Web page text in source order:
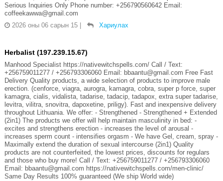
Serious Inquiries Only Phone number: +256790560642 Email:
coffeekawwa@gmail.com
2026 оны 06 сарын 15
Хариулах
Herbalist (197.239.15.67)
Manhood Specialist https://nativewitchspells.com/ Call / Text:
+256759011277 / +256793306060 Email: bbaantu@gmail.com Free Fast
Delivery Quality products, a wide selection of products to improve male
erection. (cenforce, viagra, aurogra, kamagra, cobra, super p force, super
kamagra, cialis, vidalista, tadarise, tadacip, tadapox, extra super tadarise,
levitra, vilitra, snovitra, dapoxetine, priligy). Fast and inexpensive delivery
throughout Lithuania. We offer: - Strengthened - Strengthened + Extended
(2in1) The products we offer will help maintain masculinity in bed: -
excites and strengthens erection - increases the level of arousal -
increases sperm count - intensifies orgasm - We have Gel, cream, spray -
Maximally extend the duration of sexual intercourse (2in1) Quality
products are not counterfeited, the lowest prices, discounts for regulars
and those who buy more! Call / Text: +256759011277 / +256793306060
Email: bbaantu@gmail.com https://nativewitchspells.com/men-clinic/
Same Day Results 100% guaranteed (We ship World wide)